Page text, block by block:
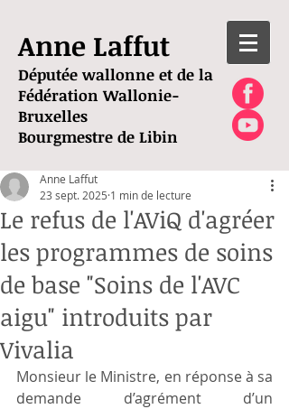
Anne Laffut
Députée wallonne et de la
Fédération Wallonie-
Bruxelles
Bourgmestre de Libin
Le refus de l'AViQ d'agréer
les programmes de soins
de base "Soins de l'AVC
aigu" introduits par
Vivalia
Anne Laffut
23 sept. 2025 1 min de lecture
Monsieur le Ministre, en réponse à sa
demande d’agrément d’un